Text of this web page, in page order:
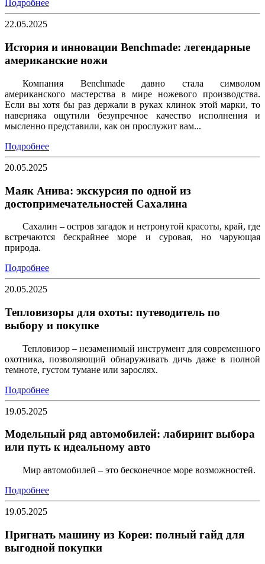
Подробнее
22.05.2025
История и инновации Benchmade: легендарные
американские ножи
Компания Benchmade давно стала символом
американского мастерства в мире ножевого производства.
Если вы хотя бы раз держали в руках клинок этой марки, то
наверняка ощутили безупречное качество исполнения и
мысленно представили, как он прослужит вам...
Подробнее
20.05.2025
Маяк Анива: экскурсия по одной из
достопримечательностей Сахалина
Сахалин – остров загадок и нетронутой красоты, край, где
встречаются бескрайнее море и суровая, но чарующая
природа.
Подробнее
20.05.2025
Тепловизоры для охоты: путеводитель по
выбору и покупке
Тепловизор – незаменимый инструмент для современного
охотника, позволяющий обнаруживать дичь даже в полной
темноте, густом тумане или зарослях.
Подробнее
19.05.2025
Модельный ряд автомобилей: лабиринт выбора
или путь к идеальному авто
Мир автомобилей – это бесконечное море возможностей.
Подробнее
19.05.2025
Пригнать машину из Кореи: полный гайд для
выгодной покупки